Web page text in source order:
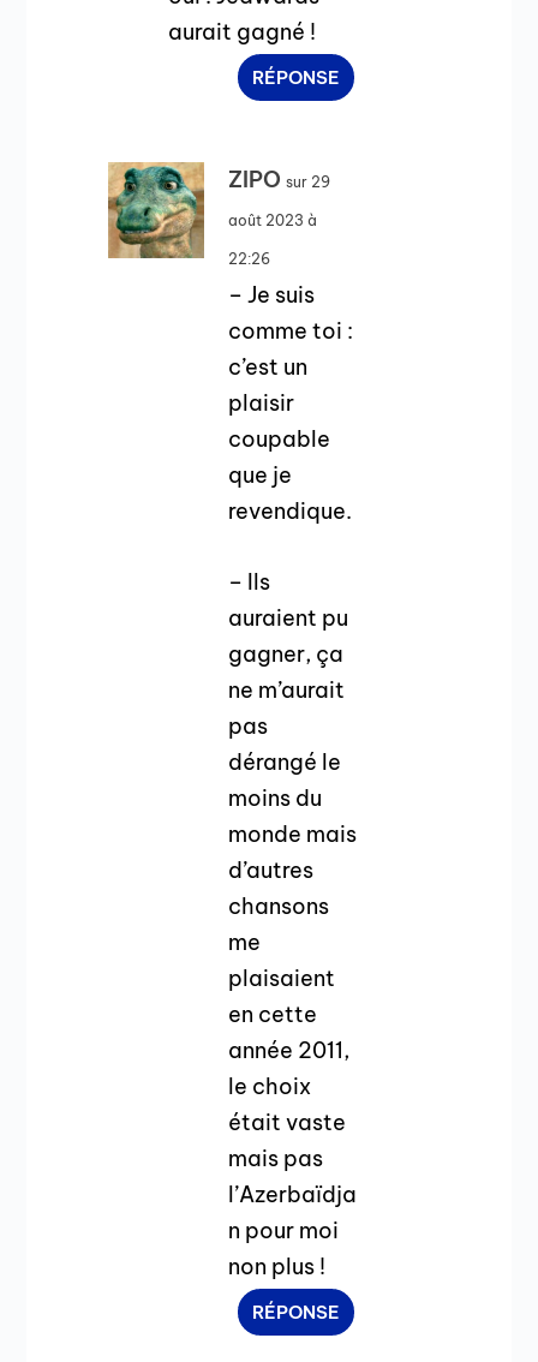
aurait gagné !
RÉPONSE
ZIPO sur 29
août 2023 à
22:26
– Je suis
comme toi :
c’est un
plaisir
coupable
que je
revendique.
– Ils
auraient pu
gagner, ça
ne m’aurait
pas
dérangé le
moins du
monde mais
d’autres
chansons
me
plaisaient
en cette
année 2011,
le choix
était vaste
mais pas
l’Azerbaïdja
n pour moi
non plus !
RÉPONSE